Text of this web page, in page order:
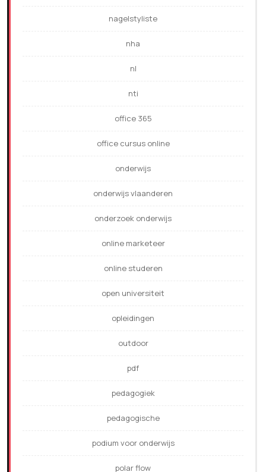
nagelstyliste
nha
nl
nti
office 365
office cursus online
onderwijs
onderwijs vlaanderen
onderzoek onderwijs
online marketeer
online studeren
open universiteit
opleidingen
outdoor
pdf
pedagogiek
pedagogische
podium voor onderwijs
polar flow